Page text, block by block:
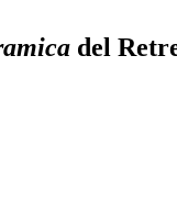
del